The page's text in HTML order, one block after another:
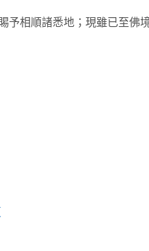
予相順諸悉地；現雖已至佛